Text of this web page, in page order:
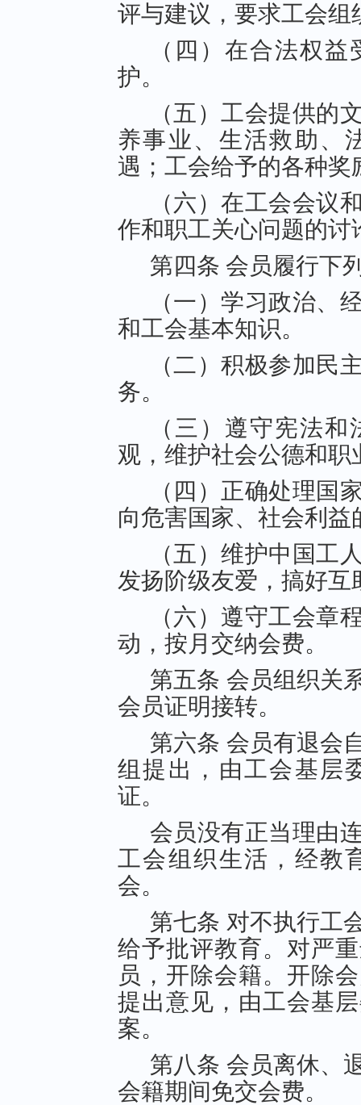
评与建议，要求工会
（四）在合法权
护。
（五）工会提供的
养事业、生活救助、
遇；工会给予的各种奖
（六）在工会会议
作和职工关心问题的讨
第四条 会员履行下
（一）学习政治、
和工会基本知识。
（二）积极参加民
务。
（三）遵守宪法
观，维护社会公德和
（四）正确处理国
向危害国家、社会利益
（五）维护中国工
发扬阶级友爱，搞好互
（六）遵守工会章
动，按月交纳会费。
第五条 会员组织关
会员证明接转。
第六条 会员有退会
组提出，由工会基层
证。
会员没有正当理由
工会组织生活，经教
会。
第七条 对不执行工
给予批评教育。对严
员，开除会籍。开除
提出意见，由工会基
案。
第八条 会员离休、
会籍期间免交会费。